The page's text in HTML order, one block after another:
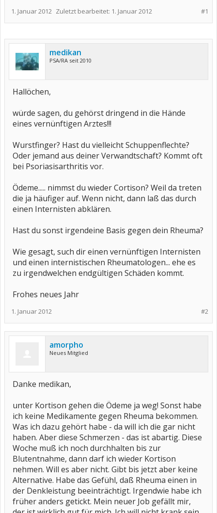
#1
1. Januar 2012 Zuletzt bearbeitet: 1. Januar 2012
medikan
PSA/RA seit 2010
Hallöchen,
würde sagen, du gehörst dringend in die Hände
eines vernünftigen Arztes!!!
Wurstfinger? Hast du vielleicht Schuppenflechte?
Oder jemand aus deiner Verwandtschaft? Kommt oft
bei Psoriasisarthritis vor.
Ödeme..... nimmst du wieder Cortison? Weil da treten
die ja häufiger auf. Wenn nicht, dann laß das durch
einen Internisten abklären.
Hast du sonst irgendeine Basis gegen dein Rheuma?
Wie gesagt, such dir einen vernünftigen Internisten
und einen internistischen Rheumatologen... ehe es
zu irgendwelchen endgültigen Schäden kommt.
Frohes neues Jahr
#2
1. Januar 2012
amorpho
Neues Mitglied
Danke medikan,
unter Kortison gehen die Ödeme ja weg! Sonst habe
ich keine Medikamente gegen Rheuma bekommen.
Was ich dazu gehört habe - da will ich die gar nicht
haben. Aber diese Schmerzen - das ist abartig. Diese
Woche muß ich noch durchhalten bis zur
Blutentnahme, dann darf ich wieder Kortison
nehmen. Will es aber nicht. Gibt bis jetzt aber keine
Alternative. Habe das Gefühl, daß Rheuma einen in
der Denkleistung beeinträchtigt. Irgendwie habe ich
früher anders getickt. Mein neuer Job gefällt mir,